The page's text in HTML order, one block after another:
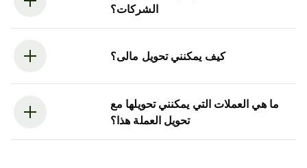
الشركات؟
كيف يمكنني تحويل مالى؟
ما هي العملات التي يمكنني تحويلها مع
تحويل العملة هذا؟